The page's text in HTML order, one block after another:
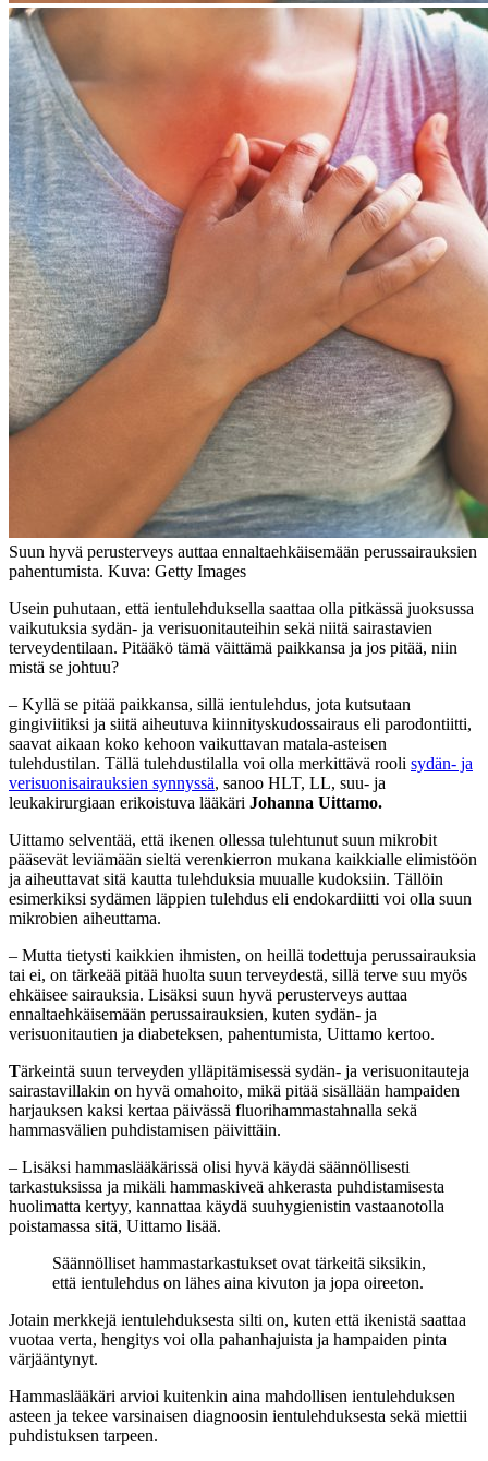
Suun hyvä perusterveys auttaa ennaltaehkäisemään perussairauksien
pahentumista. Kuva: Getty Images
Usein puhutaan, että ientulehduksella saattaa olla pitkässä juoksussa
vaikutuksia sydän- ja verisuonitauteihin sekä niitä sairastavien
terveydentilaan. Pitääkö tämä väittämä paikkansa ja jos pitää, niin
mistä se johtuu?
– Kyllä se pitää paikkansa, sillä ientulehdus, jota kutsutaan
gingiviitiksi ja siitä aiheutuva kiinnityskudossairaus eli parodontiitti,
saavat aikaan koko kehoon vaikuttavan matala-asteisen
tulehdustilan. Tällä tulehdustilalla voi olla merkittävä rooli sydän- ja
verisuonisairauksien synnyssä, sanoo HLT, LL, suu- ja
leukakirurgiaan erikoistuva lääkäri Johanna Uittamo.
Uittamo selventää, että ikenen ollessa tulehtunut suun mikrobit
pääsevät leviämään sieltä verenkierron mukana kaikkialle elimistöön
ja aiheuttavat sitä kautta tulehduksia muualle kudoksiin. Tällöin
esimerkiksi sydämen läppien tulehdus eli endokardiitti voi olla suun
mikrobien aiheuttama.
– Mutta tietysti kaikkien ihmisten, on heillä todettuja perussairauksia
tai ei, on tärkeää pitää huolta suun terveydestä, sillä terve suu myös
ehkäisee sairauksia. Lisäksi suun hyvä perusterveys auttaa
ennaltaehkäisemään perussairauksien, kuten sydän- ja
verisuonitautien ja diabeteksen, pahentumista, Uittamo kertoo.
Tärkeintä suun terveyden ylläpitämisessä sydän- ja verisuonitauteja
sairastavillakin on hyvä omahoito, mikä pitää sisällään hampaiden
harjauksen kaksi kertaa päivässä fluorihammastahnalla sekä
hammasvälien puhdistamisen päivittäin.
– Lisäksi hammaslääkärissä olisi hyvä käydä säännöllisesti
tarkastuksissa ja mikäli hammaskiveä ahkerasta puhdistamisesta
huolimatta kertyy, kannattaa käydä suuhygienistin vastaanotolla
poistamassa sitä, Uittamo lisää.
Säännölliset hammastarkastukset ovat tärkeitä siksikin,
että ientulehdus on lähes aina kivuton ja jopa oireeton.
Jotain merkkejä ientulehduksesta silti on, kuten että ikenistä saattaa
vuotaa verta, hengitys voi olla pahanhajuista ja hampaiden pinta
värjääntynyt.
Hammaslääkäri arvioi kuitenkin aina mahdollisen ientulehduksen
asteen ja tekee varsinaisen diagnoosin ientulehduksesta sekä miettii
puhdistuksen tarpeen.